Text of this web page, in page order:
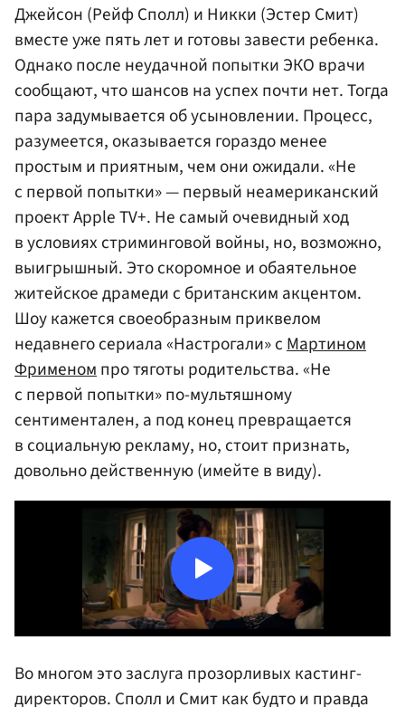
Джейсон (Рейф Сполл) и Никки (Эстер Смит)
вместе уже пять лет и готовы завести ребенка.
Однако после неудачной попытки ЭКО врачи
сообщают, что шансов на успех почти нет. Тогда
пара задумывается об усыновлении. Процесс,
разумеется, оказывается гораздо менее
простым и приятным, чем они ожидали. «Не
с первой попытки» — первый неамериканский
проект Apple TV+. Не самый очевидный ход
в условиях стриминговой войны, но, возможно,
выигрышный. Это скоромное и обаятельное
житейское драмеди с британским акцентом.
Шоу кажется своеобразным приквелом
недавнего сериала «Настрогали» с Мартином
Фрименом про тяготы родительства. «Не
с первой попытки» по-мультяшному
сентиментален, а под конец превращается
в социальную рекламу, но, стоит признать,
довольно действенную (имейте в виду).
Во многом это заслуга прозорливых кастинг-
директоров. Сполл и Смит как будто и правда